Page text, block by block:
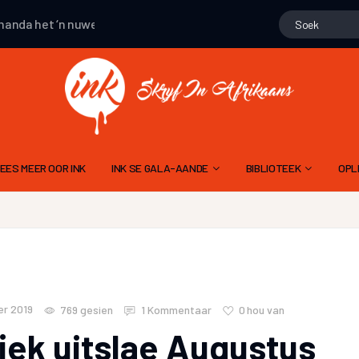
het ‘n nuwe publikasie gemaak het ‘n nuwe publikasie
MEER OOR INK INK SE GALA-AANDE
21 NOVEMBER 2020 – 5DE GALA AAND
BIBLIOTEEK
GERT ROSSOUW SE
RIGLYNE OM ‘N RADIODRAMA OF -
2019 769 gesien 1 Kommentaar 0 hou van
uitslae Augustus